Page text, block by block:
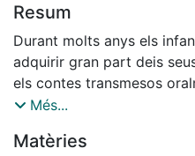
Resum
Durant molts anys els
adquirir gran part deis
els contes transmesos
varen col-laborar de
tradició escrita. El
Més...
Matèries